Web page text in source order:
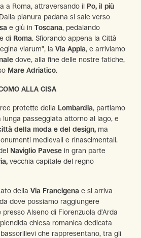
a Roma, attraversando il Po, il più
pianura padana si sale verso
e giù in Toscana, pedalando
di Roma. Sfiorando appena la Città
viarum", la Via Appia, e arriviamo
dove, alla fine delle nostre fatiche,
Mare Adriatico.
ALLA CISA
protette della Lombardia, partiamo
lunga passeggiata attorno al lago, e
della moda e del design, ma
medievali e rinascimentali.
Naviglio Pavese in gran parte
vecchia capitale del regno
della Via Francigena e si arriva
da dove possiamo raggiungere
presso Alseno di Fiorenzuola d’Arda
chiesa romanica dedicata
che rappresentano, tra gli